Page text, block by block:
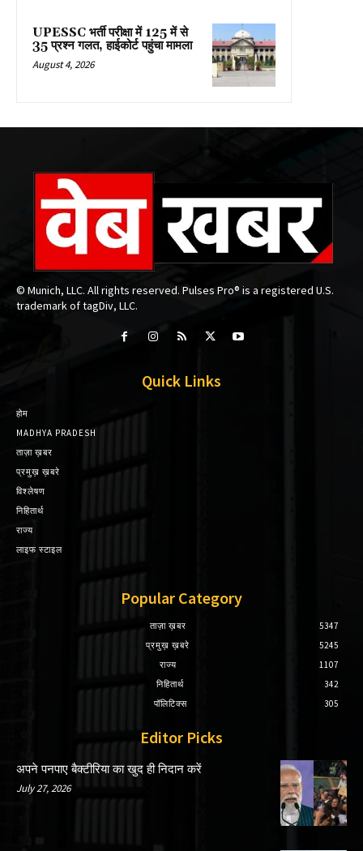
UPESSC भर्ती परीक्षा में 125 में से
35 प्रश्न गलत, हाईकोर्ट पहुंचा मामला
August 4, 2026
© Munich, LLC. All rights reserved. Pulses Pro® is a registered U.S.
trademark of tagDiv, LLC.
Quick Links
होम
MADHYA PRADESH
ताज़ा ख़बर
प्रमुख़ ख़बरे
विश्लेषण
निहितार्थ
राज्य
लाइफ स्टाइल
Popular Category
ताज़ा ख़बर
5347
प्रमुख़ ख़बरे
5245
राज्य
1107
निहितार्थ
342
पॉलिटिक्स
305
Editor Picks
अपने पनपाए बैक्टीरिया का खुद ही निदान करें
July 27, 2026